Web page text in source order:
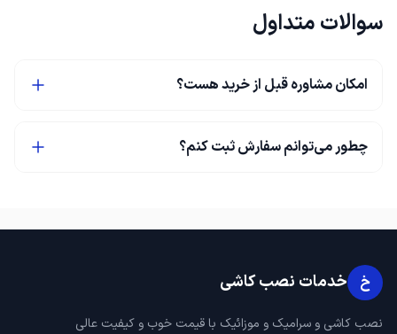
سوالات متداول
امکان مشاوره قبل از خرید هست؟
چطور می‌توانم سفارش ثبت کنم؟
خ خدمات نصب کاشی
نصب کاشی و سرامیک و موزائیک با قیمت خوب و کیفیت عالی